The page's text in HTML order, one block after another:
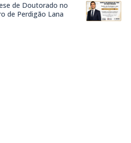
de Doutorado no
de Perdigão Lana